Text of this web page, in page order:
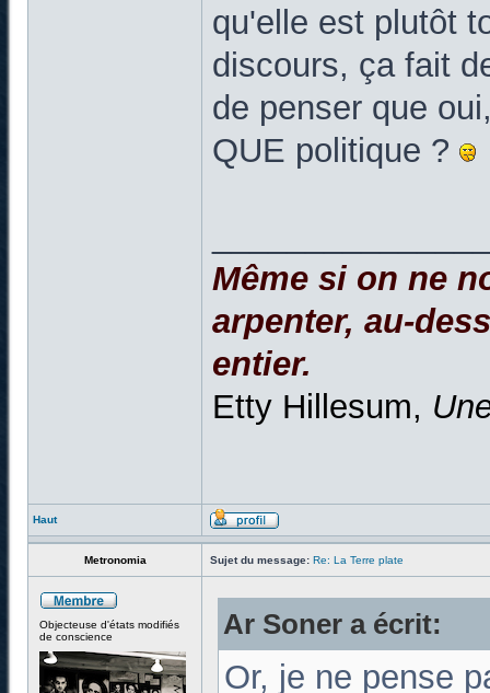
qu'elle est plutôt
discours, ça fait
de penser que
QUE politique ?
Même si on ne
arpenter, au-
entier.
Etty Hillesum,
Haut
Metronomia Sujet du message: Re: La Terre plate
Objecteuse d'états modifiés
de conscience
Ar Soner a écrit:
Or, je ne pense